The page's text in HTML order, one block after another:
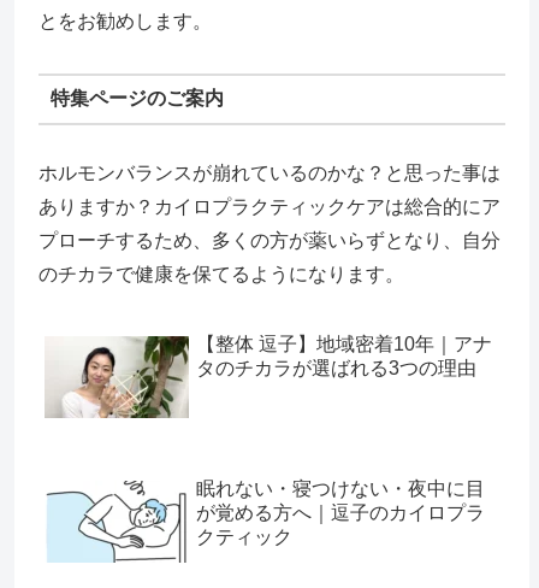
とをお勧めします。
特集ページのご案内
ホルモンバランスが崩れているのかな？と思った事は
ありますか？カイロプラクティックケアは総合的にア
プローチするため、多くの方が薬いらずとなり、自分
のチカラで健康を保てるようになります。
【整体 逗子】地域密着10年｜アナ
タのチカラが選ばれる3つの理由
眠れない・寝つけない・夜中に目
が覚める方へ｜逗子のカイロプラ
クティック